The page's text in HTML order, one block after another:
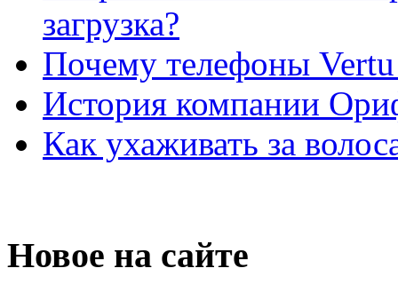
загрузка?
Почему телефоны Vertu
История компании
Как ухаживать за
Новое на сайте